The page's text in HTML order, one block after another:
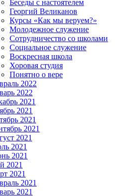
Беседы с настоятелем
Георгий Великанов
Курсы «Как мы веруем?»
Молодежное служение
Сотрудничество со школами
Социальное служение
Воскресная школа
Хоровая студия
Понятно о вере
2022
2022
2021
2021
2021
2021
2021
2021
2021
2021
2021
2021
2021